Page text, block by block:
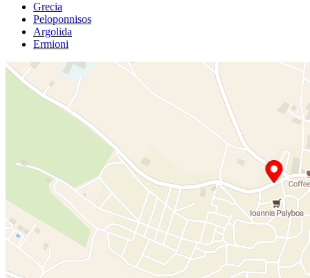
Grecia
Peloponnisos
Argolida
Ermioni